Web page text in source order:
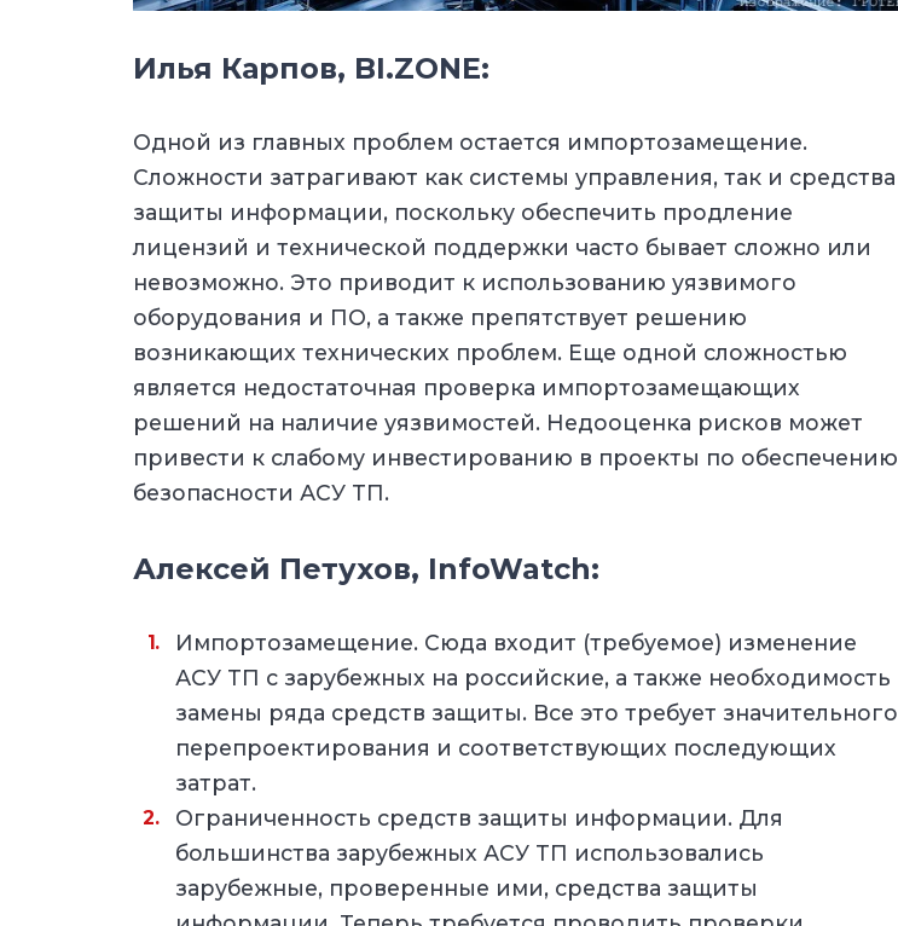
Илья Карпов, BI.ZONE:
Одной из главных проблем остается импортозамещение.
Сложности затрагивают как системы управления, так и средства
защиты информации, поскольку обеспечить продление
лицензий и технической поддержки часто бывает сложно или
невозможно. Это приводит к использованию уязвимого
оборудования и ПО, а также препятствует решению
возникающих технических проблем. Еще одной сложностью
является недостаточная проверка импортозамещающих
решений на наличие уязвимостей. Недооценка рисков может
привести к слабому инвестированию в проекты по обеспечению
безопасности АСУ ТП.
Алексей Петухов, InfoWatch:
Импортозамещение. Сюда входит (требуемое) изменение
АСУ ТП с зарубежных на российские, а также необходимость
замены ряда средств защиты. Все это требует значительного
перепроектирования и соответствующих последующих
затрат.
Ограниченность средств защиты информации. Для
большинства зарубежных АСУ ТП использовались
зарубежные, проверенные ими, средства защиты